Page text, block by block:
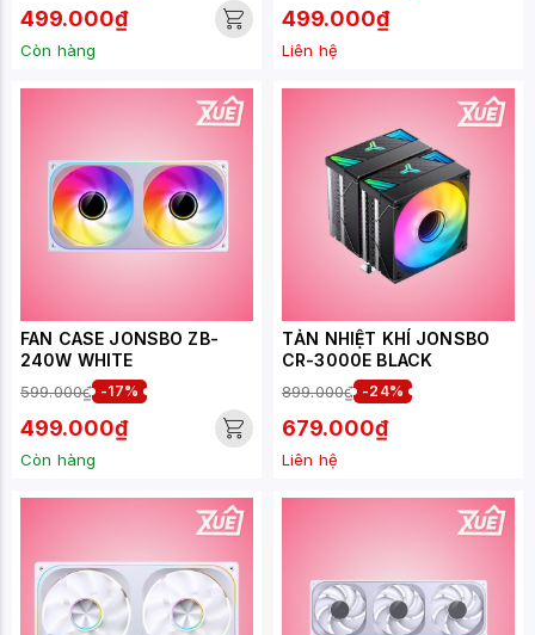
499.000₫
Còn hàng
499.000₫
Liên hệ
FAN CASE JONSBO ZB-
240W WHITE
599.000₫ -17%
499.000₫
Còn hàng
TẢN NHIỆT KHÍ JONSBO
CR-3000E BLACK
899.000₫ -24%
679.000₫
Liên hệ